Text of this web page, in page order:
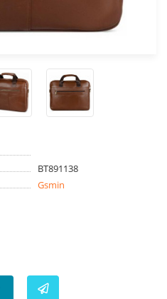
BT891138
Gsmin